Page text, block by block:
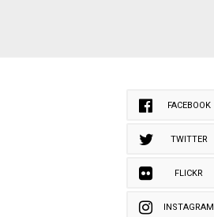
FACEBOOK
TWITTER
FLICKR
INSTAGRAM